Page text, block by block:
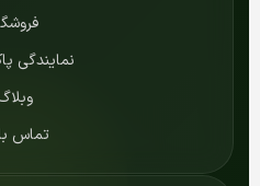
نمایندگی
تماس